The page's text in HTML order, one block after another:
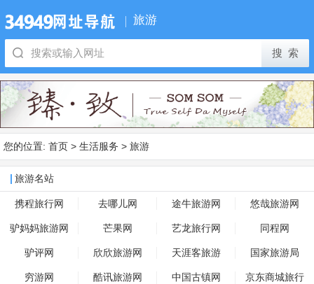
旅游
您的位置: 首页 > 生活服务 > 旅游
旅游名站
携程旅行网 去哪儿网 途牛旅游网 悠哉旅游网
驴妈妈旅游网 芒果网 艺龙旅行网 同程网
驴评网 欣欣旅游网 天涯客旅游 国家旅游局
穷游网 酷讯旅游网 中国古镇网 京东商城旅行